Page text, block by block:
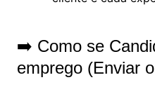
➡️ Como se
emprego (Enviar